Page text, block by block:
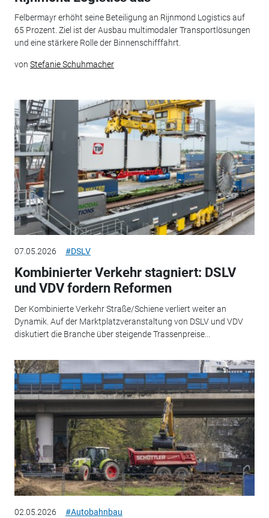
Felbermayr erhöht seine Beteiligung an Rijnmond Logistics auf
65 Prozent. Ziel ist der Ausbau multimodaler Transportlösungen
und eine stärkere Rolle der Binnenschifffahrt.
von Stefanie Schuhmacher
07.05.2026 #DSLV
Kombinierter Verkehr stagniert: DSLV
und VDV fordern Reformen
Der Kombinierte Verkehr Straße/Schiene verliert weiter an
Dynamik. Auf der Marktplatzveranstaltung von DSLV und VDV
diskutiert die Branche über steigende Trassenpreise...
02.05.2026 #Autobahnbau